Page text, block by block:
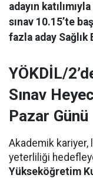
adayın
sınav 10.15’te
fazla aday Sağlık
YÖKDİL/
Sınav
Pazar Günü
Akademik kariyer,
yeterliliği
Yükseköğretim